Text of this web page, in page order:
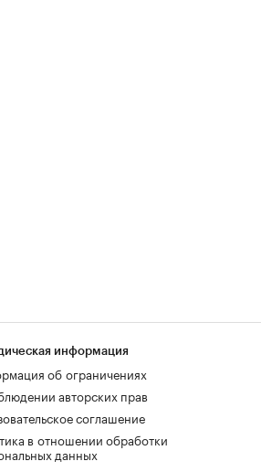
информация
об ограничениях
авторских прав
соглашение
в отношении обработки
данных